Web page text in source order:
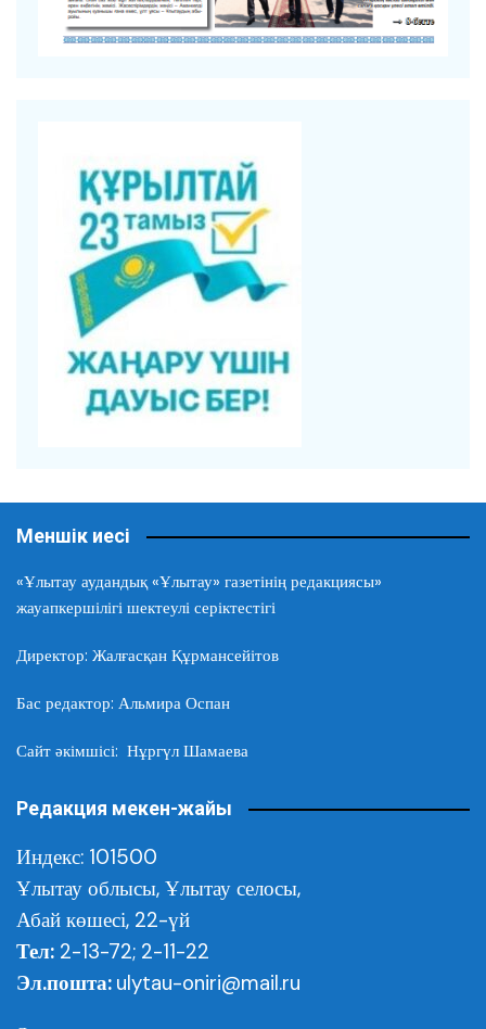
Меншік иесі
«Ұлытау аудандық «Ұлытау» газетінің редакциясы»
жауапкершілігі шектеулі серіктестігі
Директор: Жалғасқан Құрмансейітов
Бас редактор: Альмира Оспан
Сайт әкімшісі: Нұргүл Шамаева
Редакция мекен-жайы
Индекс: 101500
Ұлытау облысы, Ұлытау селосы,
Абай көшесі, 22-үй
Тел: 2-13-72; 2-11-22
Эл.пошта: ulytau-oniri@mail.ru